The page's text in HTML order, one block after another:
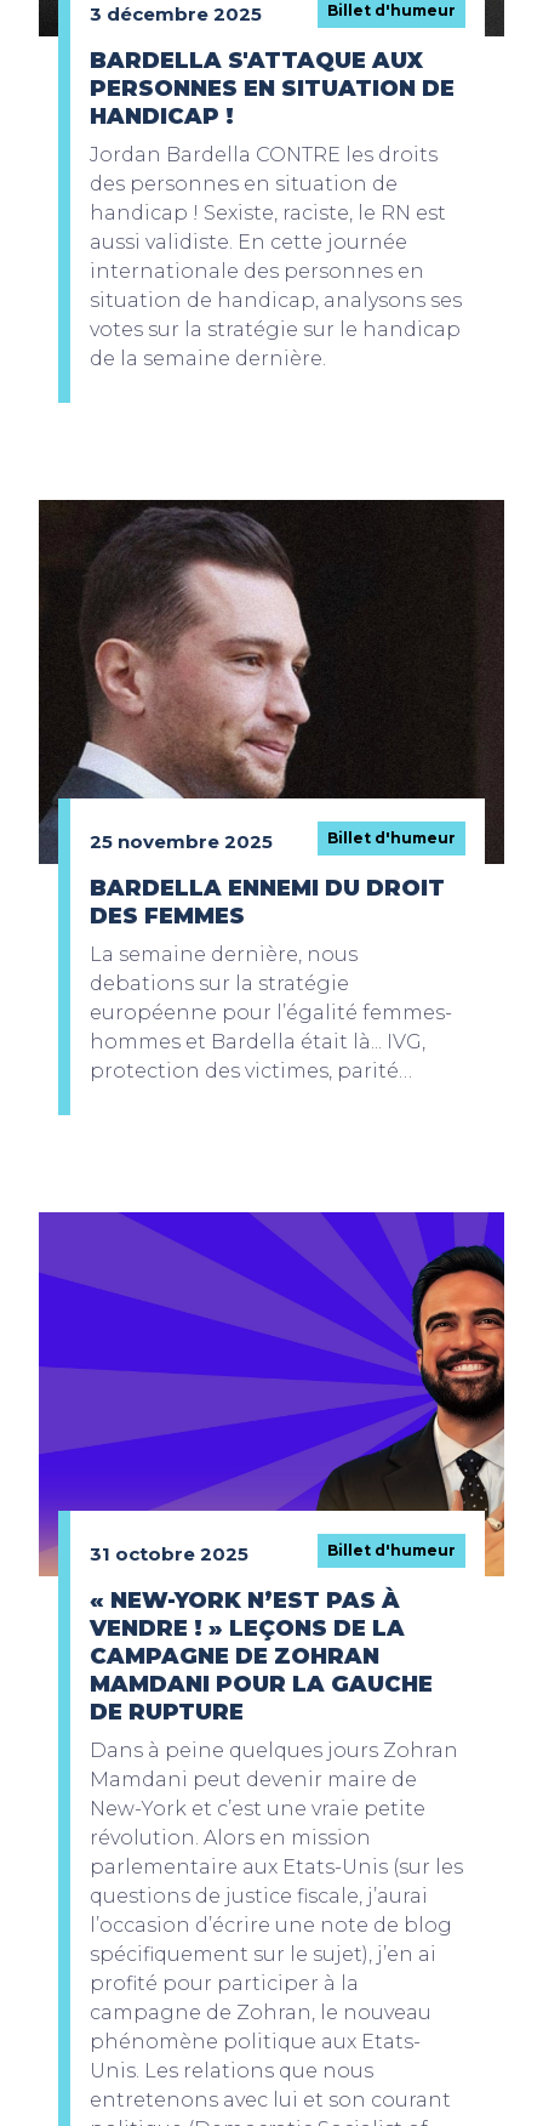
3 décembre 2025 Billet d'humeur
BARDELLA S'ATTAQUE AUX
PERSONNES EN SITUATION DE
HANDICAP !
Jordan Bardella CONTRE les droits
des personnes en situation de
handicap ! Sexiste, raciste, le RN est
aussi validiste. En cette journée
internationale des personnes en
situation de handicap, analysons ses
votes sur la stratégie sur le handicap
de la semaine dernière.
25 novembre 2025 Billet d'humeur
BARDELLA ENNEMI DU DROIT
DES FEMMES
La semaine dernière, nous
debations sur la stratégie
européenne pour l’égalité femmes-
hommes et Bardella était là... IVG,
protection des victimes, parité…
31 octobre 2025 Billet d'humeur
« NEW-YORK N’EST PAS À
VENDRE ! » LEÇONS DE LA
CAMPAGNE DE ZOHRAN
MAMDANI POUR LA GAUCHE
DE RUPTURE
Dans à peine quelques jours Zohran
Mamdani peut devenir maire de
New-York et c’est une vraie petite
révolution. Alors en mission
parlementaire aux Etats-Unis (sur les
questions de justice fiscale, j’aurai
l’occasion d’écrire une note de blog
spécifiquement sur le sujet), j’en ai
profité pour participer à la
campagne de Zohran, le nouveau
phénomène politique aux Etats-
Unis. Les relations que nous
entretenons avec lui et son courant